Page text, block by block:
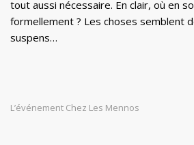
tout aussi nécessaire. En clair, où en
formellement ? Les choses semblent
suspens…
L’événement Chez Les Mennos